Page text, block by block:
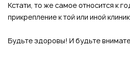
Кстати, то же самое относится к
прикрепление к той или иной
Будьте здоровы! И будьте